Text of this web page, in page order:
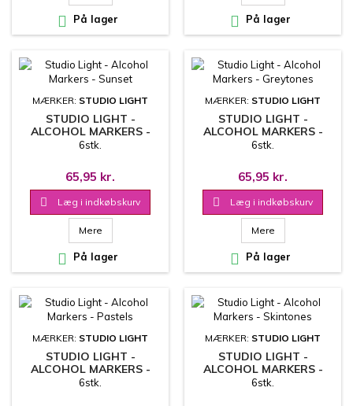
 På lager  På lager
MÆRKER: STUDIO LIGHT
STUDIO LIGHT -
ALCOHOL MARKERS -
SUNSET
6stk.
65,95 kr.
 Læg i indkøbskurv
Mere
 På lager
MÆRKER: STUDIO LIGHT
STUDIO LIGHT -
ALCOHOL MARKERS -
GREYTONES
6stk.
65,95 kr.
 Læg i indkøbskurv
Mere
 På lager
MÆRKER: STUDIO LIGHT
STUDIO LIGHT -
ALCOHOL MARKERS -
PASTELS
6stk.
MÆRKER: STUDIO LIGHT
STUDIO LIGHT -
ALCOHOL MARKERS -
SKINTONES
6stk.